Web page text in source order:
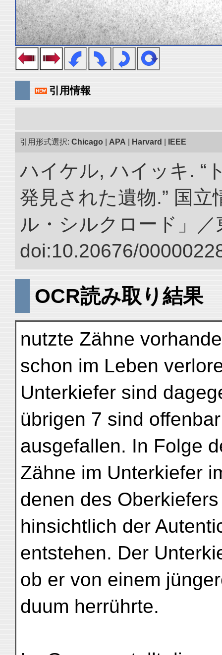
引用情報
引用形式選択: Chicago APA Harvard IEEE
ハイケル, ハイッキ. “
発見された遺物.” 国
ル・シルクロード」／
doi:10.20676/
OCR読み取り結果
nutzte Zähne
schon im Leben
Unterkiefer sind
übrigen 7 sind
ausgefallen. In Folge
Zähne im Unterkiefer
denen des
hinsichtlich der
entstehen. Der
ob er von einem
duum herrührte.